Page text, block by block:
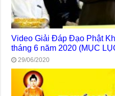
Video Giải Đáp Đạo Phật
tháng 6 năm 2020 (MỤC
29/06/2020